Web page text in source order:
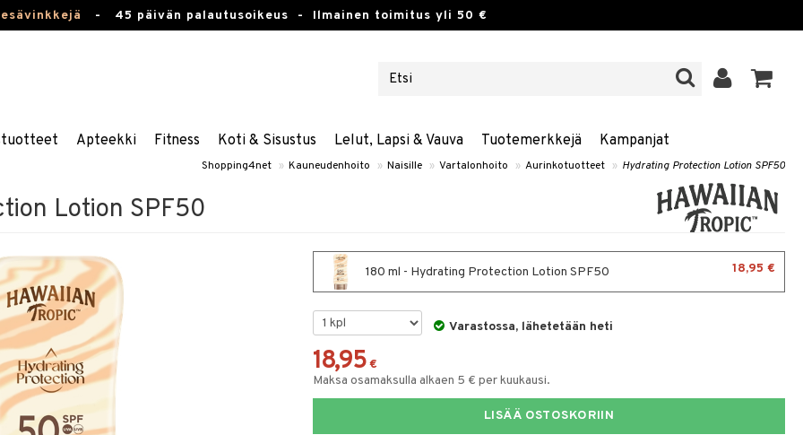
- 45 päivän palautusoikeus - Ilmainen toimitus yli 50 €
Apteekki Fitness Koti & Sisustus Lelut, Lapsi & Vauva Tuotemerkkejä Kampanjat
Shopping4net » Kauneudenhoito » Naisille » Vartalonhoito » Aurinkotuotteet » Hydrating Protection Lotion SPF50
Lotion SPF50
180 ml - Hydrating Protection Lotion SPF50 18,95 €
Varastossa, lähetetään heti
18,95 €
Maksa osamaksulla alkaen 5 € per kuukausi.
LISÄÄ OSTOSKORIIN